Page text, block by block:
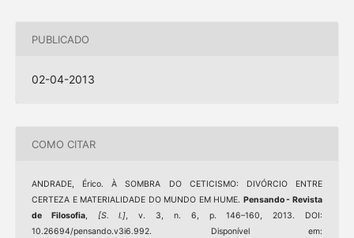
PUBLICADO
02-04-2013
COMO CITAR
ANDRADE, Érico. À SOMBRA DO CETICISMO: DIVÓRCIO ENTRE
CERTEZA E MATERIALIDADE DO MUNDO EM HUME. Pensando - Revista
de Filosofia, [S. l.], v. 3, n. 6, p. 146–160, 2013. DOI:
10.26694/pensando.v3i6.992. Disponível em: